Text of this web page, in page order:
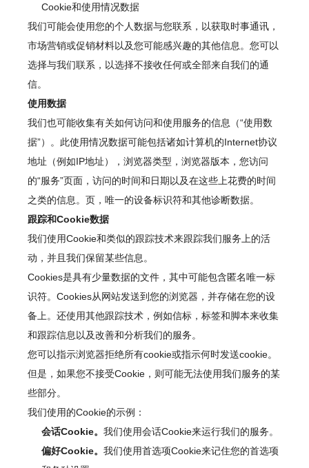
Cookie和使用情况数据
我们可能会使用您的个人数据与您联系，以获取时事通讯，
市场营销或促销材料以及您可能感兴趣的其他信息。您可以
选择与我们联系，以选择不接收任何或全部来自我们的通
信。
使用数据
我们也可能收集有关如何访问和使用服务的信息（“使用数
据”）。此使用情况数据可能包括诸如计算机的Internet协议
地址（例如IP地址），浏览器类型，浏览器版本，您访问
的“服务”页面，访问的时间和日期以及在这些上花费的时间
之类的信息。页，唯一的设备标识符和其他诊断数据。
跟踪和Cookie数据
我们使用Cookie和类似的跟踪技术来跟踪我们服务上的活
动，并且我们保留某些信息。
Cookies是具有少量数据的文件，其中可能包含匿名唯一标
识符。Cookies从网站发送到您的浏览器，并存储在您的设
备上。还使用其他跟踪技术，例如信标，标签和脚本来收集
和跟踪信息以及改善和分析我们的服务。
您可以指示浏览器拒绝所有cookie或指示何时发送cookie。
但是，如果您不接受Cookie，则可能无法使用我们服务的某
些部分。
我们使用的Cookie的示例：
会话Cookie。 我们使用会话Cookie来运行我们的服务。
偏好Cookie。 我们使用首选项Cookie来记住您的首选项